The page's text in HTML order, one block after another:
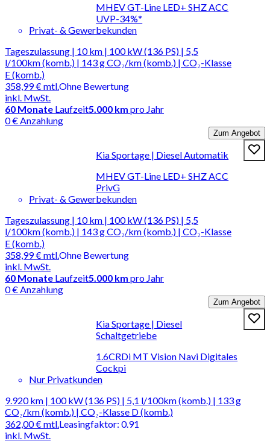
MHEV GT-Line LED+ SHZ ACC
UVP-34%*
Privat- & Gewerbekunden
Tageszulassung | 10 km | 100 kW (136 PS) | 5,5
l/100km (komb.) | 143 g CO₂/km (komb.) | CO₂-Klasse
E (komb.)
358,99 €mtl.
inkl. MwSt.
Ohne Bewertung
60 Monate Laufzeit5.000 km pro Jahr
0 € Anzahlung
Zum Angebot
Kia Sportage | Diesel Automatik
MHEV GT-Line LED+ SHZ ACC
PrivG
Privat- & Gewerbekunden
Tageszulassung | 10 km | 100 kW (136 PS) | 5,5
l/100km (komb.) | 143 g CO₂/km (komb.) | CO₂-Klasse
E (komb.)
358,99 €mtl.
inkl. MwSt.
Ohne Bewertung
60 Monate Laufzeit5.000 km pro Jahr
0 € Anzahlung
Zum Angebot
Kia Sportage | Diesel
Schaltgetriebe
1.6CRDi MT Vision Navi Digitales
Cockpi
Nur Privatkunden
9.920 km | 100 kW (136 PS) | 5,1 l/100km (komb.) | 133 g
CO₂/km (komb.) | CO₂-Klasse D (komb.)
362,00 €mtl.
inkl. MwSt.
Leasingfaktor: 0.91